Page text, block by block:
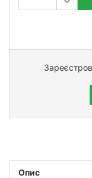
Опис